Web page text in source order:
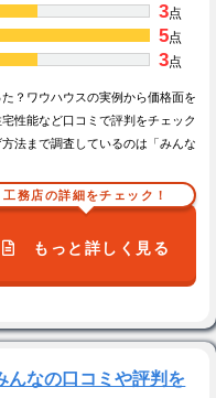
3点
5点
3点
？ワウハウスの実例から価格面を
性能など口コミで評判をチェック
法まで調査しているのは「みんな
工務店の詳細をチェック！
もっと詳しく見る
んなの口コミや評判を